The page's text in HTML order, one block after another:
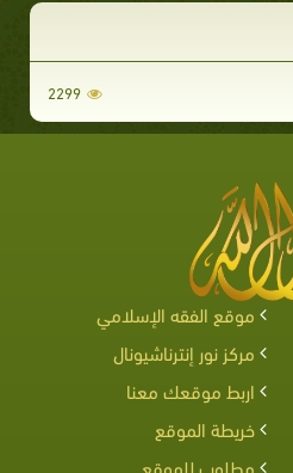
2299
موقع الفقه الإسلامي
مركز نور إنترناشيونال
اربط موقعك معنا
خريطة الموقع
مطلوب للموقع